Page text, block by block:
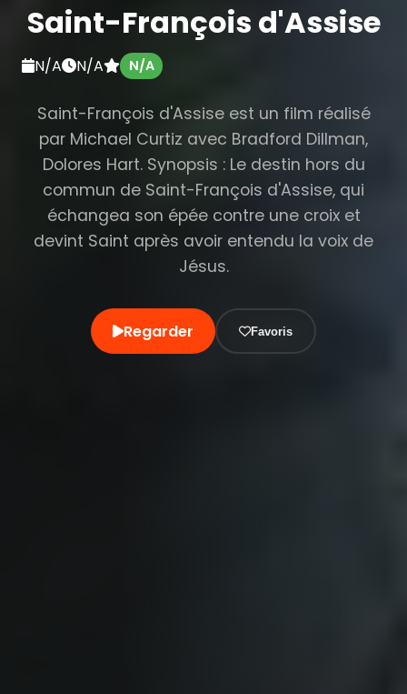
Saint-François d'Assise
N/A N/A N/A
Saint-François d'Assise est un film réalisé
par Michael Curtiz avec Bradford Dillman,
Dolores Hart. Synopsis : Le destin hors du
commun de Saint-François d'Assise, qui
échangea son épée contre une croix et
devint Saint après avoir entendu la voix de
Jésus.
Regarder Favoris